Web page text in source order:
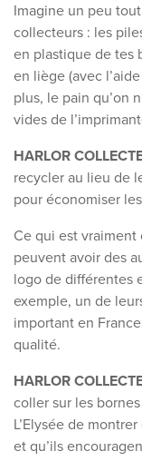
Imagine un peu
collecteurs : les
en plastique de tes
en liège (avec
plus, le pain qu’on
vides de
HARLOR
recycler au lieu de
pour économiser
Ce qui est vraiment
peuvent avoir des
logo de différentes
exemple, un de
important en
qualité.
HARLOR
coller sur les
L’Elysée de
et qu’ils